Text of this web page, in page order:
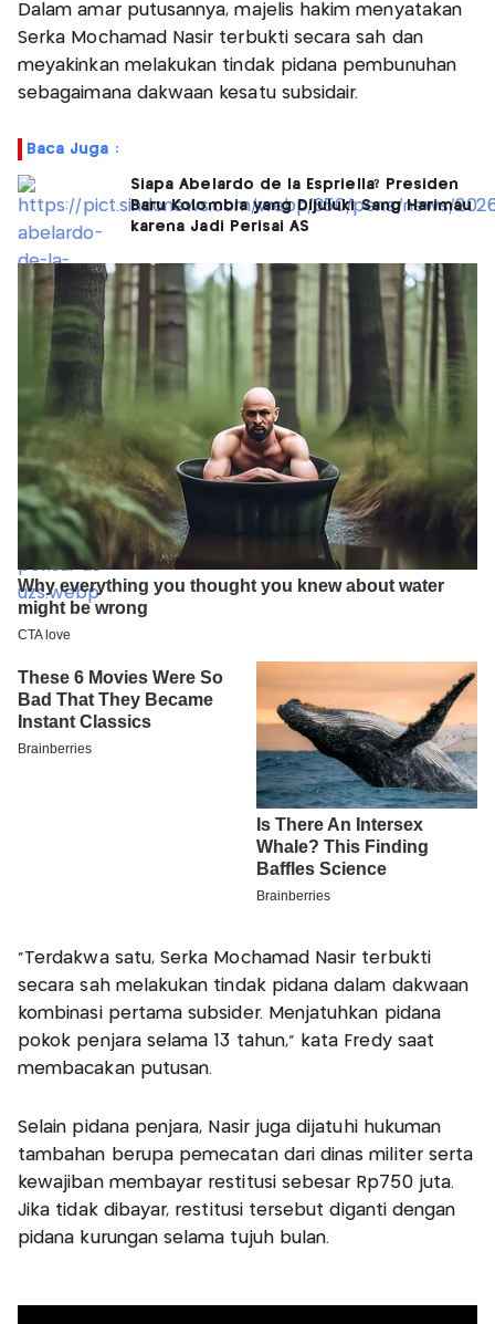
Dalam amar putusannya, majelis hakim menyatakan
Serka Mochamad Nasir terbukti secara sah dan
meyakinkan melakukan tindak pidana pembunuhan
sebagaimana dakwaan kesatu subsidair.
Baca Juga :
Siapa Abelardo de la Espriella? Presiden
Baru Kolombia yang Dijuluki Sang Harimau
karena Jadi Perisai AS
"Terdakwa satu, Serka Mochamad Nasir terbukti
secara sah melakukan tindak pidana dalam dakwaan
kombinasi pertama subsider. Menjatuhkan pidana
pokok penjara selama 13 tahun," kata Fredy saat
membacakan putusan.
Selain pidana penjara, Nasir juga dijatuhi hukuman
tambahan berupa pemecatan dari dinas militer serta
kewajiban membayar restitusi sebesar Rp750 juta.
Jika tidak dibayar, restitusi tersebut diganti dengan
pidana kurungan selama tujuh bulan.